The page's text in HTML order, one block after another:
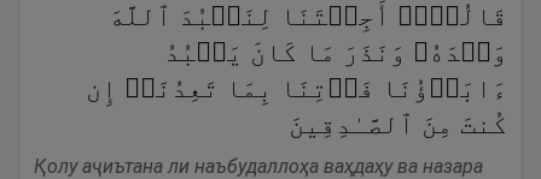
قَالُوۤا۟ أَجِئۡتَنَا لِنَعۡبُدَ ٱللَّهَ
وَحۡدَهُۥ وَنَذَرَ مَا كَانَ یَعۡبُدُ
ءَابَاۤؤُنَا فَأۡتِنَا بِمَا تَعِدُنَاۤ إِن
كُنتَ مِنَ ٱلصَّـٰدِقِینَ
Қолу аҷиътана ли наъбудаллоҳа ваҳдаҳу ва назара